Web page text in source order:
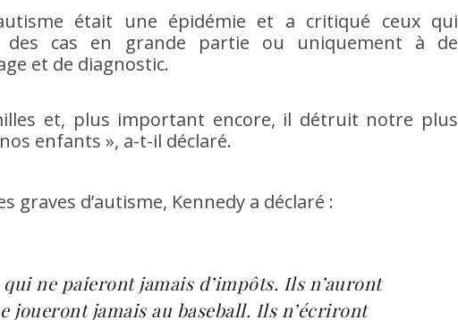
était une épidémie et a critiqué ceux qui
des cas en grande partie ou uniquement à de
et de diagnostic.
et, plus important encore, il détruit notre plus
enfants », a-t-il déclaré.
graves d’autisme, Kennedy a déclaré :
ne paieront jamais d’impôts. Ils n’auront
joueront jamais au baseball. Ils n’écriront